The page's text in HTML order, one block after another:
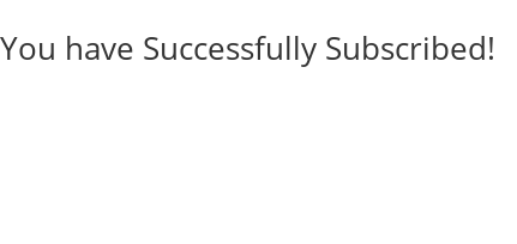
You have Successfully Subscribed!